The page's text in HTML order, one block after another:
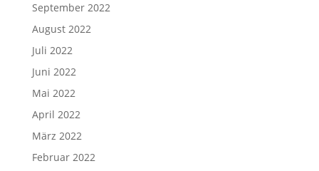
September 2022
August 2022
Juli 2022
Juni 2022
Mai 2022
April 2022
März 2022
Februar 2022